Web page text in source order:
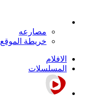
مصارعه
خريطة الموقع
الافلام
المسلسلات